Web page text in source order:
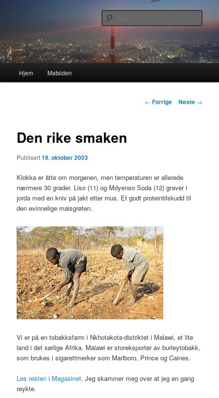
hovedinnholdet
Lasses hjemmeside
Hjem Matsiden
Innleggsnavigasjon
← Forrige Neste →
Den rike smaken
Publisert19. oktober 2003
Klokka er åtte om morgenen, men temperaturen er allerede
nærmere 30 grader. Liso (11) og Mdyenso Soda (12) graver i
jorda med en kniv på jakt etter mus. Et godt proteintilskudd til
den evinnelige maisgrøten.
Vi er på en tobakksfarm i Nkhotakota-distriktet i Malawi, et lite
land i det sørlige Afrika. Malawi er storeksportør av burleytobakk,
som brukes i sigarettmerker som Marlboro, Prince og Caines.
Les resten i Magasinet. Jeg skammer meg over at jeg en gang
røykte.